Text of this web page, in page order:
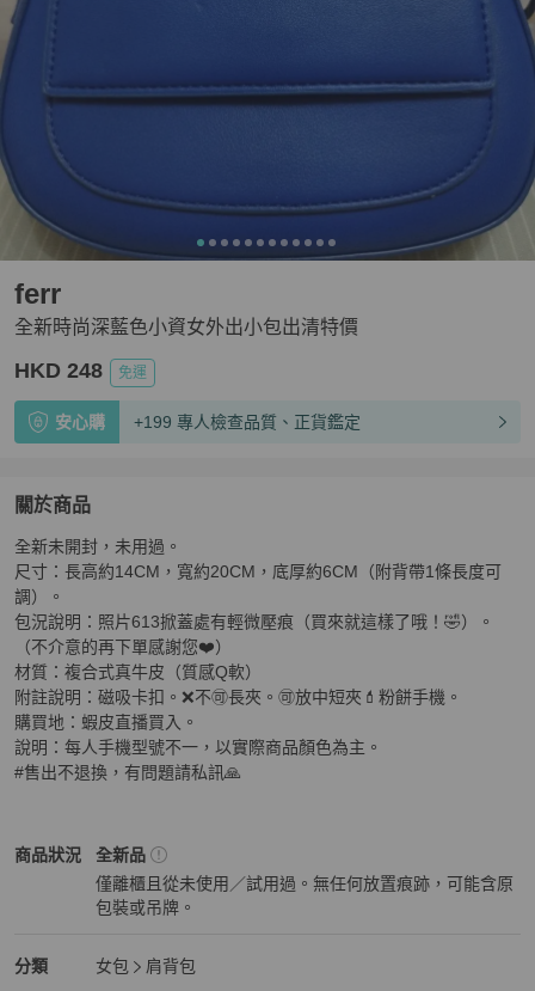
全新時尚深藍色小資女外出小包出清特價
ferr
HKD 248 免運
安心購 +199 專人檢查品質、正貨鑑定
關於商品
關於全新時尚深藍色小資女外出小包出清特價
全新未開封，未用過。
尺寸：長高約14CM，寬約20CM，底厚約6CM（附背帶1條長度可
調）。
包況說明：照片613掀蓋處有輕微壓痕（買來就這樣了哦！🤣）。
（不介意的再下單感謝您❤️）
材質：複合式真牛皮（質感Q軟）
附註說明：磁吸卡扣。❌不🉑長夾。🉑放中短夾💄粉餅手機。
購買地：蝦皮直播買入。
說明：每人手機型號不一，以實際商品顏色為主。
#售出不退換，有問題請私訊🙏
商品狀況
女包商品狀態與細節
全新品
僅離櫃且從未使用／試用過。無任何放置痕跡，可能含原
包裝或吊牌。
分類
女包分類資訊女包
肩背包